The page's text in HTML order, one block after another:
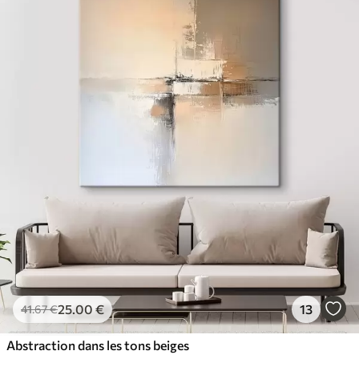
41.67€25.00 € 13
Abstraction dans les tons beiges